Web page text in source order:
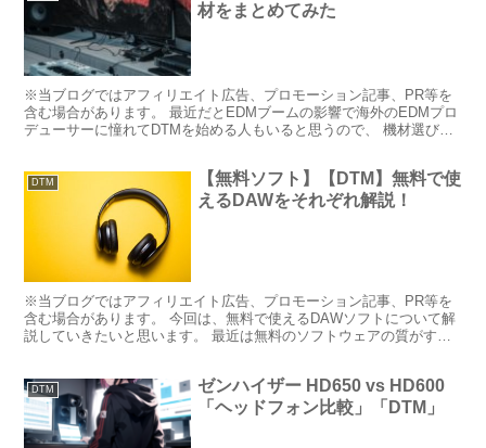
材をまとめてみた
※当ブログではアフィリエイト広告、プロモーション記事、PR等を
含む場合があります。 最近だとEDMブームの影響で海外のEDMプロ
デューサーに憧れてDTMを始める人もいると思うので、 機材選びの
DTM
【無料ソフト】【DTM】無料で使
えるDAWをそれぞれ解説！
※当ブログではアフィリエイト広告、プロモーション記事、PR等を
含む場合があります。 今回は、無料で使えるDAWソフトについて解
説していきたいと思います。 最近は無料のソフトウェアの質がすご
DTM
ゼンハイザー HD650 vs HD600
「ヘッドフォン比較」「DTM」